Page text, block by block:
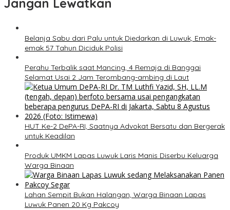
Jangan Lewatkan
Belanja Sabu dari Palu untuk Diedarkan di Luwuk, Emak-
emak 57 Tahun Diciduk Polisi
Perahu Terbalik saat Mancing, 4 Remaja di Banggai
Selamat Usai 2 Jam Terombang-ambing di Laut
HUT Ke-2 DePA-RI, Saatnya Advokat Bersatu dan Bergerak
untuk Keadilan
Produk UMKM Lapas Luwuk Laris Manis Diserbu Keluarga
Warga Binaan
Lahan Sempit Bukan Halangan, Warga Binaan Lapas
Luwuk Panen 20 Kg Pakcoy